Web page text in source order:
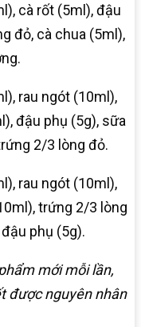
cà rốt (5ml), đậu
đỏ, cà chua (5ml),
rau ngót (10ml),
đậu phụ (5g), sữa
2/3 lòng đỏ.
rau ngót (10ml),
trứng 2/3 lòng
phụ (5g).
mới mỗi lần,
được nguyên nhân